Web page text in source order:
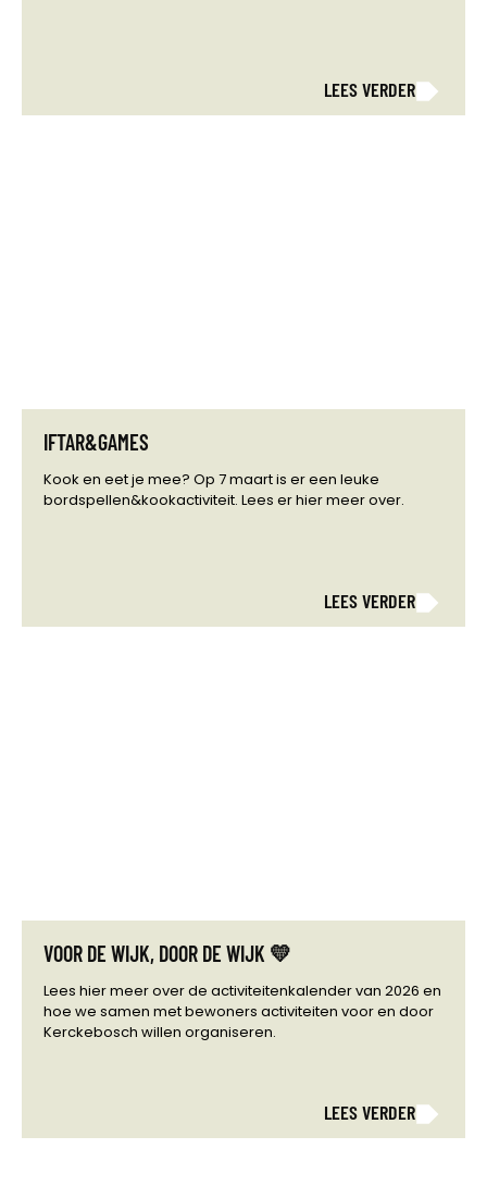
LEES VERDER
IFTAR&GAMES
Kook en eet je mee? Op 7 maart is er een leuke
bordspellen&kookactiviteit. Lees er hier meer over.
LEES VERDER
VOOR DE WIJK, DOOR DE WIJK 💛
Lees hier meer over de activiteitenkalender van 2026 en
hoe we samen met bewoners activiteiten voor en door
Kerckebosch willen organiseren.
LEES VERDER